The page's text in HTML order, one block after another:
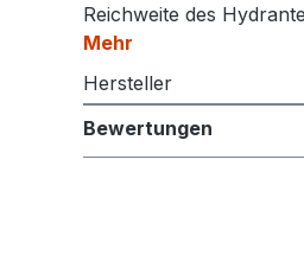
Reichweite des
Mehr
Hersteller
Bewertungen